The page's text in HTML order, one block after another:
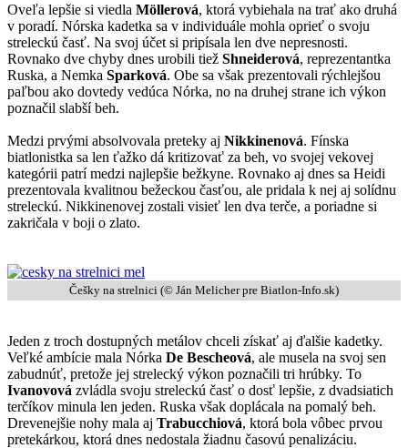
Oveľa lepšie si viedla Möllerová, ktorá vybiehala na trať ako druhá
v poradí. Nórska kadetka sa v individuále mohla oprieť o svoju
streleckú časť. Na svoj účet si pripísala len dve nepresnosti.
Rovnako dve chyby dnes urobili tiež Shneiderová, reprezentantka
Ruska, a Nemka Sparková. Obe sa však prezentovali rýchlejšou
paľbou ako dovtedy vedúca Nórka, no na druhej strane ich výkon
poznačil slabší beh.
Medzi prvými absolvovala preteky aj Nikkinenová. Fínska
biatlonistka sa len ťažko dá kritizovať za beh, vo svojej vekovej
kategórii patrí medzi najlepšie bežkyne. Rovnako aj dnes sa Heidi
prezentovala kvalitnou bežeckou časťou, ale pridala k nej aj solídnu
streleckú. Nikkinenovej zostali visieť len dva terče, a poriadne si
zakričala v boji o zlato.
Češky na strelnici (© Ján Melicher pre Biatlon-Info.sk)
Jeden z troch dostupných metálov chceli získať aj ďalšie kadetky.
Veľké ambície mala Nórka De Bescheová, ale musela na svoj sen
zabudnúť, pretože jej strelecký výkon poznačili tri hrúbky. To
Ivanovová zvládla svoju streleckú časť o dosť lepšie, z dvadsiatich
terčíkov minula len jeden. Ruska však doplácala na pomalý beh.
Drevenejšie nohy mala aj Trabucchiová, ktorá bola vôbec prvou
pretekárkou, ktorá dnes nedostala žiadnu časovú penalizáciu.